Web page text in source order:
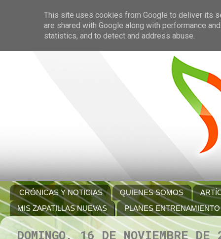
CRÓNICAS Y NOTICIAS QUIENES SOMOS
MIS ZAPATILLAS NUEVAS
PLANES ENTRENAMIENTO
DOMINGO, 16 DE NOVIEMBRE DE
This site uses cookies from Google to deliver its
are shared with Google along with performance
statistics, and to detect and address abuse.